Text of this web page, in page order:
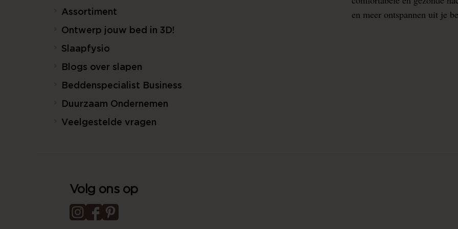
Assortiment
Ontwerp jouw bed in 3D!
Slaapfysio
Blogs over slapen
Beddenspecialist Business
Duurzaam Ondernemen
Veelgestelde vragen
en meer ontspannen uit je
Volg ons op